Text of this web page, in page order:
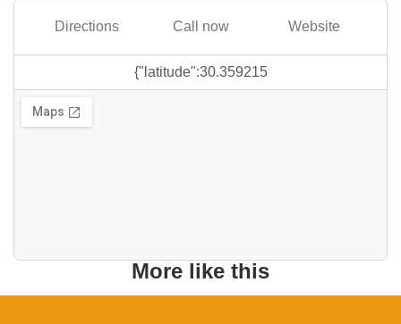
Directions Call now Website
{"latitude":30.359215
More like this